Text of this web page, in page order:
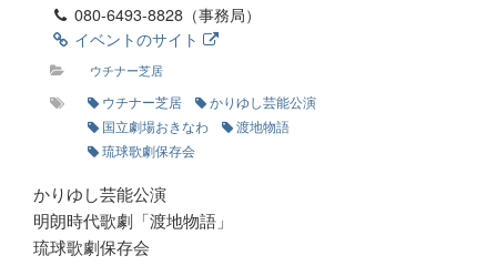
080-6493-8828（事務局）
イベントのサイト
ウチナー芝居
ウチナー芝居
かりゆし芸能公演
国立劇場おきなわ
渡地物語
琉球歌劇保存会
かりゆし芸能公演
明朗時代歌劇「渡地物語」
琉球歌劇保存会